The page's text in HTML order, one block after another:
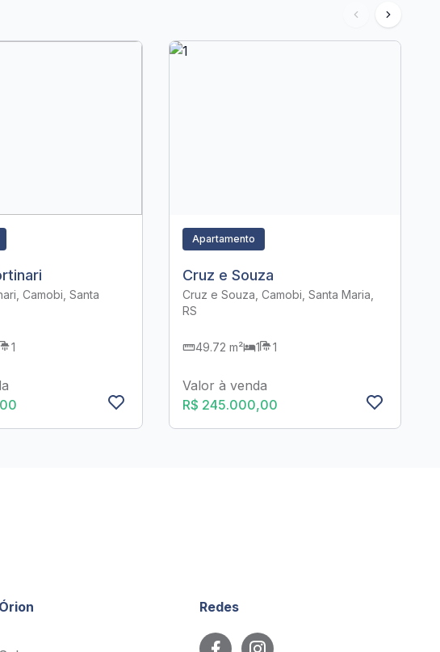
Camobi, Santa
1
Apartamento
Cruz e Souza
Cruz e Souza, Camobi, Santa Maria,
RS
49.72 m² 1 1
Valor à venda
R$ 245.000,00
Órion Redes